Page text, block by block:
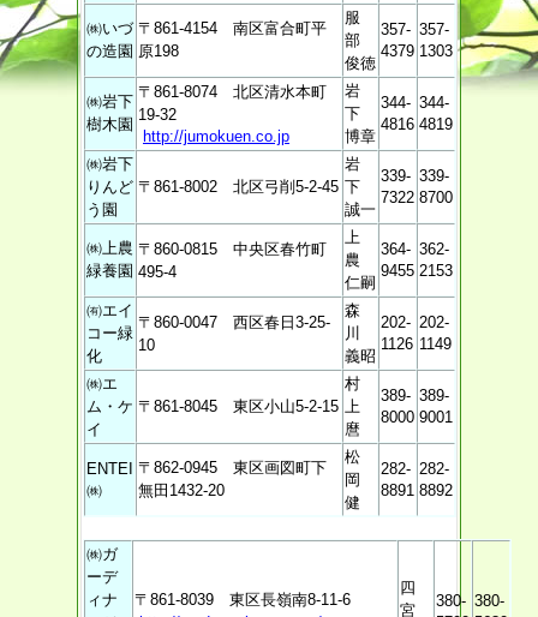
㈱いづ
の造園
〒861-4154 南区富合町平
原198
服
部
俊徳
357-
4379
357-
1303
㈱岩下
樹木園
〒861-8074 北区清水本町
19-32
http://jumokuen.co.jp
岩
下
博章
344-
4816
344-
4819
㈱岩下
りんど
う園
〒861-8002 北区弓削5-2-45
岩
下
誠一
339-
7322
339-
8700
㈱上農
緑養園
〒860-0815 中央区春竹町
495-4
上
農
仁嗣
364-
9455
362-
2153
㈲エイ
コー緑
化
〒860-0047 西区春日3-25-
10
森
川
義昭
202-
1126
202-
1149
㈱エ
ム・ケ
イ
〒861-8045 東区小山5-2-15
村
上
麿
389-
8000
389-
9001
ENTEI
㈱
〒862-0945 東区画図町下
無田1432-20
松
岡
健
282-
8891
282-
8892
㈱ガ
ーデ
ィナ
〒861-8039 東区長嶺南8-11-6
四
宮
380- 380-